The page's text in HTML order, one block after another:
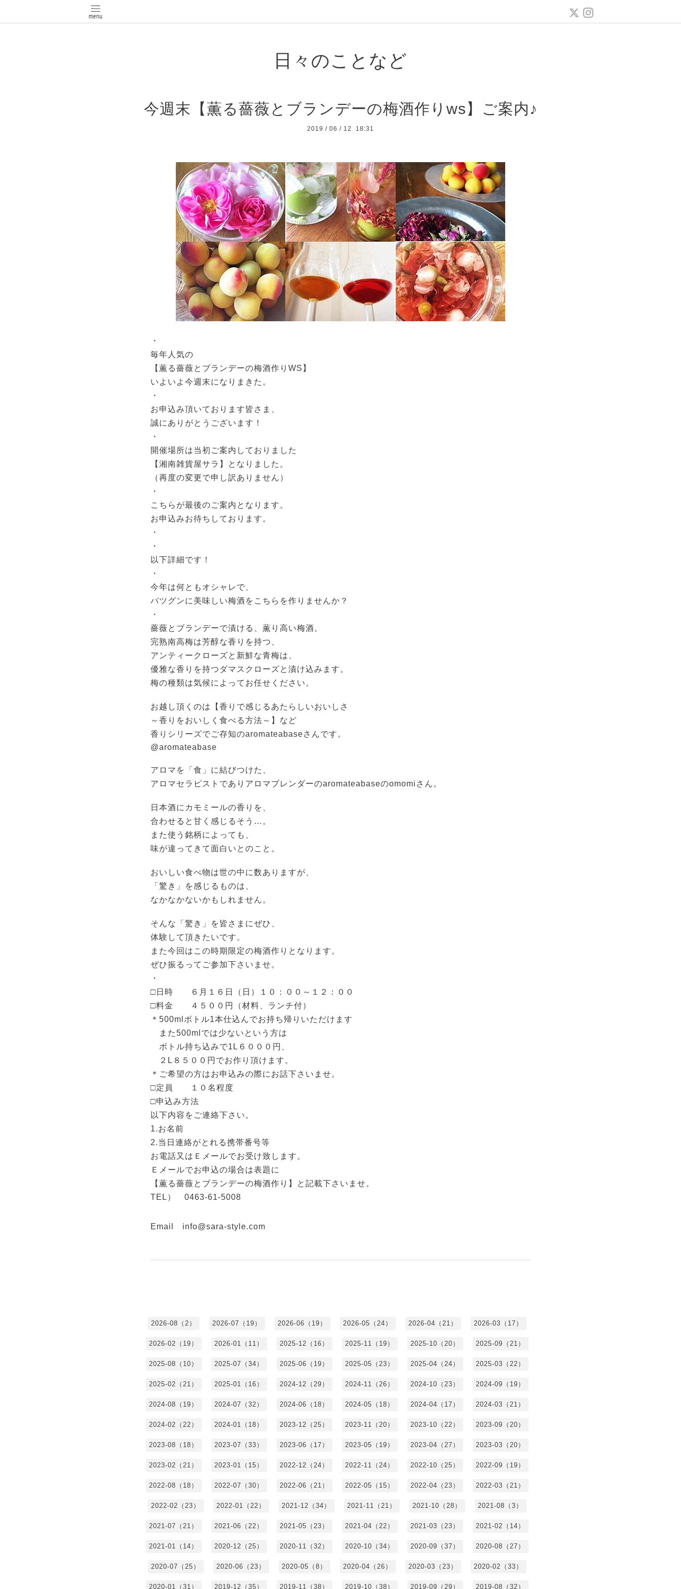
日々のことなど
今週末【薫る薔薇とブランデーの梅酒作りws】ご案内♪
2019 / 06 / 12 18:31
・
毎年人気の
【薫る薔薇とブランデーの梅酒作りWS】
いよいよ今週末になりまきた。
・
お申込み頂いております皆さま、
誠にありがとうございます！
・
開催場所は当初ご案内しておりました
【湘南雑貨屋サラ】となりました。
（再度の変更で申し訳ありません）
・
こちらが最後のご案内となります。
お申込みお待ちしております。
・
・
以下詳細です！
・
今年は何ともオシャレで、
バツグンに美味しい梅酒をこちらを作りませんか？
・
薔薇とブランデーで漬ける、薫り高い梅酒。
完熟南高梅は芳醇な香りを持つ、
アンティークローズと新鮮な青梅は、
優雅な香りを持つダマスクローズと漬け込みます。
梅の種類は気候によってお任せください。
お越し頂くのは【香りで感じるあたらしいおいしさ
～香りをおいしく食べる方法～】など
香りシリーズでご存知のaromateabaseさんです。
@aromateabase
アロマを「食」に結びつけた、
アロマセラピストでありアロマブレンダーのaromateabaseのomomiさん。
日本酒にカモミールの香りを、
合わせると甘く感じるそう…。
また使う銘柄によっても、
味が違ってきて面白いとのこと。
おいしい食べ物は世の中に数ありますが、
「驚き」を感じるものは、
なかなかないかもしれません。
そんな「驚き」を皆さまにぜひ、
体験して頂きたいです。
また今回はこの時期限定の梅酒作りとなります。
ぜひ振るってご参加下さいませ。
・
□日時 ６月１６日（日）１０：００～１２：００
□料金 ４５００円（材料、ランチ付）
＊500mlボトル1本仕込んでお持ち帰りいただけます
また500mlでは少ないという方は
ボトル持ち込みで1L６０００円、
２L８５００円でお作り頂けます。
＊ご希望の方はお申込みの際にお話下さいませ。
□定員 １０名程度
□申込み方法
以下内容をご連絡下さい。
1.お名前
2.当日連絡がとれる携帯番号等
お電話又はＥメールでお受け致します。
Ｅメールでお申込の場合は表題に
【薫る薔薇とブランデーの梅酒作り】と記載下さいませ。
TEL） 0463-61-5008
Email info@sara-style.com
2026-08（2） 2026-07（19） 2026-06（19） 2026-05（24） 2026-04（21） 2026-03（17）
2026-02（19） 2026-01（11） 2025-12（16） 2025-11（19） 2025-10（20） 2025-09（21）
2025-08（10） 2025-07（34） 2025-06（19） 2025-05（23） 2025-04（24） 2025-03（22）
2025-02（21） 2025-01（16） 2024-12（29） 2024-11（26） 2024-10（23） 2024-09（19）
2024-08（19） 2024-07（32） 2024-06（18） 2024-05（18） 2024-04（17） 2024-03（21）
2024-02（22） 2024-01（18） 2023-12（25） 2023-11（20） 2023-10（22） 2023-09（20）
2023-08（18） 2023-07（33） 2023-06（17） 2023-05（19） 2023-04（27） 2023-03（20）
2023-02（21） 2023-01（15） 2022-12（24） 2022-11（24） 2022-10（25） 2022-09（19）
2022-08（18） 2022-07（30） 2022-06（21） 2022-05（15） 2022-04（23） 2022-03（21）
2022-02（23） 2022-01（22） 2021-12（34） 2021-11（21） 2021-10（28） 2021-08（3）
2021-07（21） 2021-06（22） 2021-05（23） 2021-04（22） 2021-03（23） 2021-02（14）
2021-01（14） 2020-12（25） 2020-11（32） 2020-10（34） 2020-09（37） 2020-08（27）
2020-07（25） 2020-06（23） 2020-05（8） 2020-04（26） 2020-03（23） 2020-02（33）
2020-01（31） 2019-12（35） 2019-11（38） 2019-10（38） 2019-09（29） 2019-08（32）